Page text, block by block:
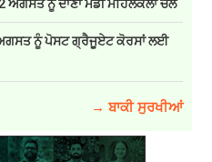
ਨੂੰ ਦਾਣਾ ਮੰਡੀ ਮਹਿਲਕਲਾਂ ਚੱਲ
ਅਗਸਤ ਨੂੰ ਪੋਸਟ ਗ੍ਰੈਜੂਏਟ ਕੋਰਸਾਂ ਲਈ
→ ਬਾਕੀ ਸੁਰਖੀਆਂ